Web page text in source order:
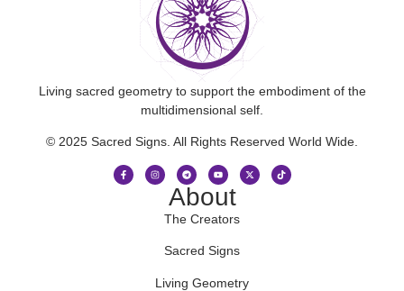
Living sacred geometry to support the embodiment of the
multidimensional self.
© 2025 Sacred Signs. All Rights Reserved World Wide.
About
The Creators
Sacred Signs
Living Geometry